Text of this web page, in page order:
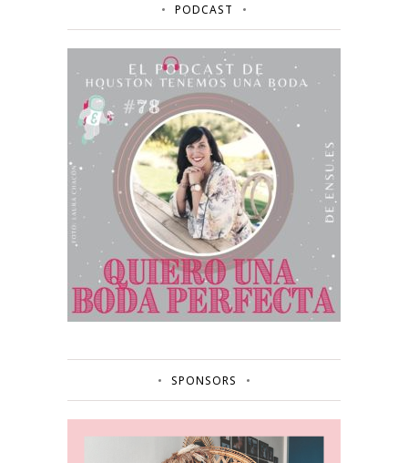
PODCAST
SPONSORS